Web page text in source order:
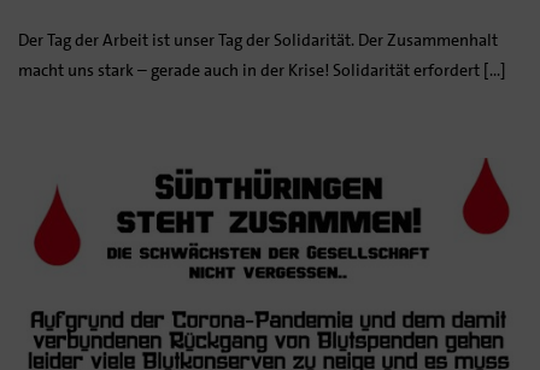
Der Tag der Arbeit ist unser Tag der Solidarität. Der Zusammenhalt
macht uns stark – gerade auch in der Krise! Solidarität erfordert […]